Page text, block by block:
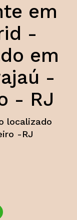
em
-
em
-
- RJ
localizado
-RJ